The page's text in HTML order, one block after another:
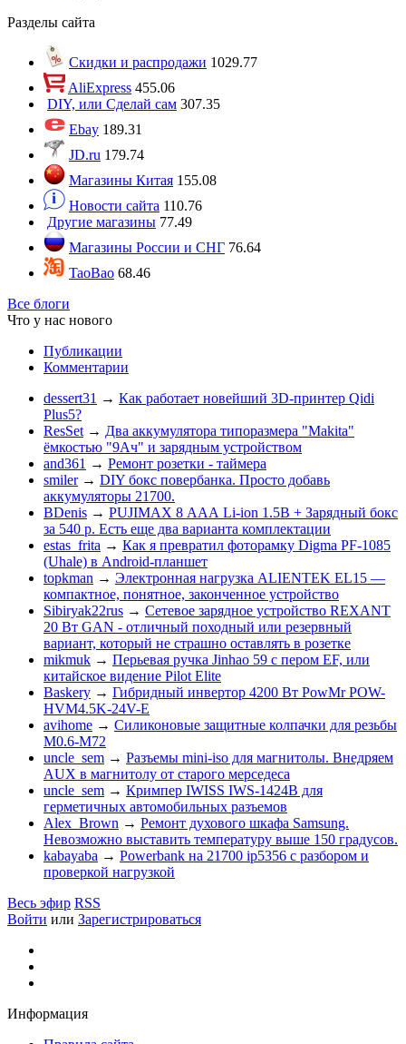
Разделы сайта
Скидки и распродажи 1029.77
AliExpress 455.06
DIY, или Сделай сам 307.35
Ebay 189.31
JD.ru 179.74
Магазины Китая 155.08
Новости сайта 110.76
Другие магазины 77.49
Магазины России и СНГ 76.64
TaoBao 68.46
Все блоги
Что у нас нового
Публикации
Комментарии
dessert31 → Как работает новейший 3D-принтер Qidi
Plus5?
ResSet → Два аккумулятора типоразмера "Makita"
ёмкостью "9Ач" и зарядным устройством
and361 → Ремонт розетки - таймера
smiler → DIY бокс повербанка. Просто добавь
аккумуляторы 21700.
BDenis → PUJIMAX 8 ААА Li-ion 1.5В + Зарядный бокс
за 540 р. Есть еще два варианта комплектации
estas_frita → Как я превратил фоторамку Digma PF-1085
(Uhale) в Android-планшет
topkman → Электронная нагрузка ALIENTEK EL15 —
компактное, понятное, законченное устройство
Sibiryak22rus → Сетевое зарядное устройство REXANT
20 Вт GAN - отличный походный или резервный
вариант, который не страшно оставлять в розетке
mikmuk → Перьевая ручка Jinhao 59 с пером EF, или
китайское видение Pilot Elite
Baskery → Гибридный инвертор 4200 Вт PowMr POW-
HVM4.5K-24V-E
avihome → Силиконовые защитные колпачки для резьбы
M0.6-M72
uncle_sem → Разъемы mini-iso для магнитолы. Внедряем
AUX в магнитолу от старого мерседеса
uncle_sem → Кримпер IWISS IWS-1424B для
герметичных автомобильных разъемов
Alex_Brown → Ремонт духового шкафа Samsung.
Невозможно выставить температуру выше 150 градусов.
kabayaba → Powerbank на 21700 ip5356 c разбором и
проверкой нагрузкой
Весь эфир RSS
Войти или Зарегистрироваться
Информация